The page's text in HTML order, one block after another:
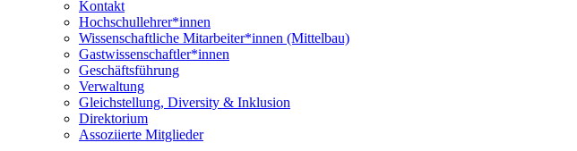
Kontakt
Hochschullehrer*innen
Wissenschaftliche Mitarbeiter*innen (Mittelbau)
Gastwissenschaftler*innen
Geschäftsführung
Verwaltung
Gleichstellung, Diversity & Inklusion
Direktorium
Assoziierte Mitglieder